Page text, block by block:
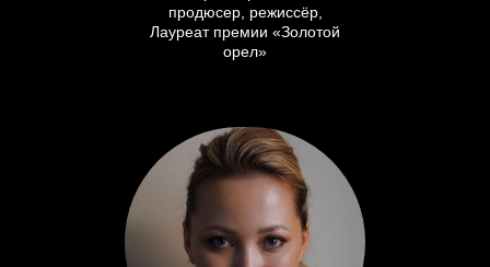
продюсер, режиссёр,
Лауреат премии «Золотой
орел»